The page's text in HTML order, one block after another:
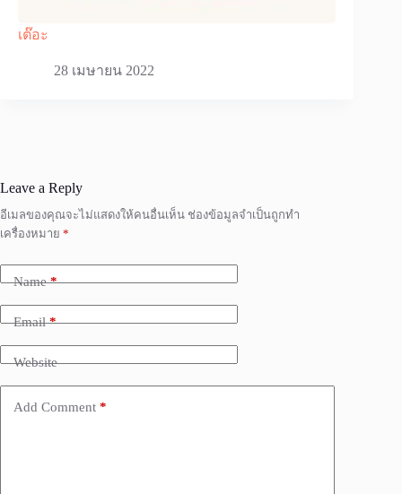
เต๊อะ
28 เมษายน 2022
Leave a Reply
อีเมลของคุณจะไม่แสดงให้คนอื่นเห็น ช่องข้อมูลจำเป็นถูกทำ
เครื่องหมาย *
Name*
Email*
Website
Add Comment *